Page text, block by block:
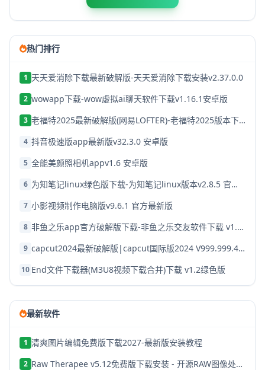
热门排行
1 天天爱消除下载最新破解版-天天爱消除下载安装v2.37.0.0
2 wowapp下载-wow虚拟ai聊天软件下载v1.16.1安卓版
3 老福特2025最新破解版(网易LOFTER)-老福特2025版本下载v8.1.22
4 抖音极速版app最新版v32.3.0 安卓版
5 全能美颜照相机appv1.6 安卓版
6 为知笔记linux绿色版下载-为知笔记linux版本v2.8.5 官方破解版
7 小影视频制作电脑版v9.6.1 官方最新版
8 非鱼之乐app官方破解版下载-非鱼之乐交友软件下载 v1.3.9安卓版
9 capcut2024最新破解版|capcut国际版2024 V999.999.45 安卓版下载
10 End文件下载器(M3U8视频下载合并)下载 v1.2绿色版
最新软件
1 清爽图片编辑免费版下载2027-最新版安装教程
2 Raw Therapee v5.12免费版下载安装 - 开源RAW图像处理软件